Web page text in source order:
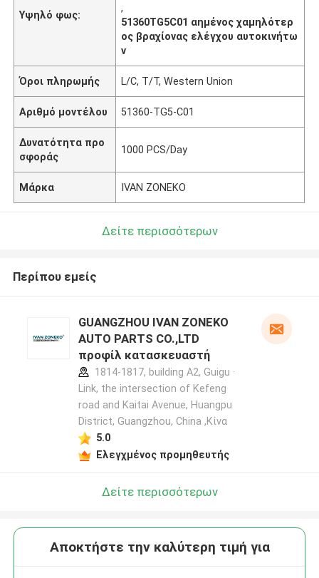
Υψηλό φως:
,
51360TG5C01 αημένος χαμηλότερ
ος βραχίονας ελέγχου αυτοκινήτω
ν
Όροι πληρωμής L/C, T/T, Western Union
Αριθμό μοντέλου 51360-TG5-C01
Δυνατότητα προ
σφοράς
1000 PCS/Day
Μάρκα IVAN ZONEKO
Δείτε περισσότερων
Περίπου εμείς
GUANGZHOU IVAN ZONEKO
AUTO PARTS CO.,LTD
προφίλ κατασκευαστή
1814-1817, building A2, Guigu ·
Link, the intersection of Kefeng
road and Kaitai Avenue, Huangpu
District, Guangzhou, China ,Κίνα
5.0
Ελεγχμένος προμηθευτής
Δείτε περισσότερων
Αποκτήστε την καλύτερη τιμή για